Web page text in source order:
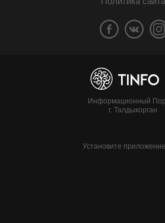
Информационный
г. Талдыкорган
Установите